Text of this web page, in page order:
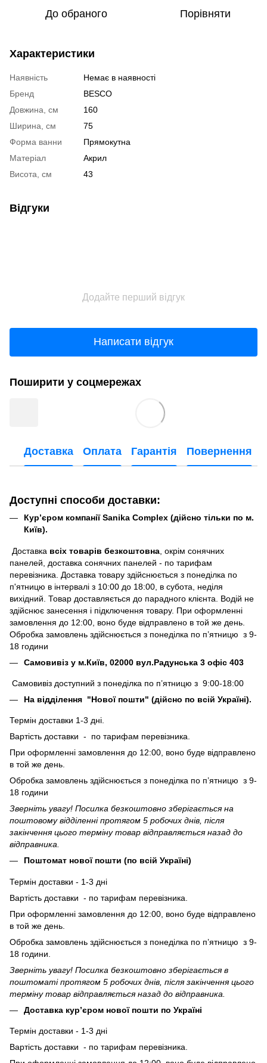
До обраного Порівняти
Характеристики
Наявність
Немає в наявності
Бренд
BESCO
Довжина, см
160
Ширина, см
75
Форма ванни
Прямокутна
Матеріал
Акрил
Висота, см
43
Відгуки
Додайте перший відгук
Написати відгук
Поширити у соцмережах
Доставка Оплата Гарантія Повернення
Доступні способи доставки:
Кур’єром компанії Sanika Complex (дійсно тільки по м.
Київ).
Доставка всіх товарів безкоштовна , окрім сонячних
панелей, доставка сонячних панелей - по тарифам
перевізника. Доставка товару здійснюється з понеділка по
п'ятницю в інтервалі з 10:00 до 18:00, в субота, неділя
вихідний. Товар доставляється до парадного клієнта. Водій не
здійснює занесення і підключення товару. При оформленні
замовлення до 12:00, воно буде відправлено в той же день.
Обробка замовлень здійснюється з понеділка по п’ятницю з 9-
18 години
Самовивіз у м.Київ, 02000 вул.Радунська 3 офіс 403
Самовивіз доступний з понеділка по п’ятницю з 9:00-18:00
На відділення "Нової пошти" (дійсно по всій Україні).
Термін доставки 1-3 дні.
Вартість доставки - по тарифам перевізника.
При оформленні замовлення до 12:00, воно буде відправлено
в той же день.
Обробка замовлень здійснюється з понеділка по п’ятницю з 9-
18 години
Зверніть увагу! Посилка безкоштовно зберігається на
поштовому відділенні протягом 5 робочих днів, після
закінчення цього терміну товар відправляється назад до
відправника.
Поштомат нової пошти (по всій Україні)
Термін доставки - 1-3 дні
Вартість доставки - по тарифам перевізника.
При оформленні замовлення до 12:00, воно буде відправлено
в той же день.
Обробка замовлень здійснюється з понеділка по п’ятницю з 9-
18 години.
Зверніть увагу! Посилка безкоштовно зберігається в
поштоматі протягом 5 робочих днів, після закінчення цього
терміну товар відправляється назад до відправника.
Доставка кур’єром нової пошти по Україні
Термін доставки - 1-3 дні
Вартість доставки - по тарифам перевізника.